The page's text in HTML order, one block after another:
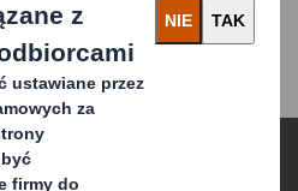
skontaktuj się z nami
myślą o